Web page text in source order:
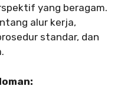
yang beragam.
alur kerja,
standar, dan